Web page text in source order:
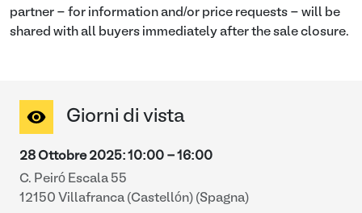
partner - for information and/or price requests - will be
shared with all buyers immediately after the sale closure.
Giorni di vista
28 Ottobre 2025: 10:00 - 16:00
C. Peiró Escala 55
12150 Villafranca (Castellón) (Spagna)